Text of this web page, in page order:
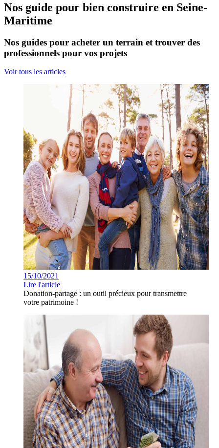
Nos guide pour bien construire en Seine-
Maritime
Nos guides pour acheter un terrain et trouver des
professionnels pour vos projets
Voir tous les articles
15/10/2021
Lire l'article
Donation-partage : un outil précieux pour transmettre
votre patrimoine !